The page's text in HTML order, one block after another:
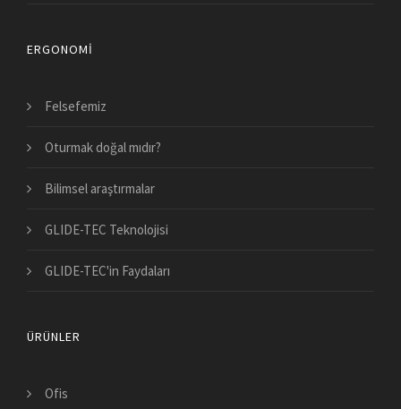
ERGONOMI
Felsefemiz
Oturmak doğal mıdır?
Bilimsel araştırmalar
GLIDE-TEC Teknolojisi
GLIDE-TEC'in Faydaları
ÜRÜNLER
Ofis